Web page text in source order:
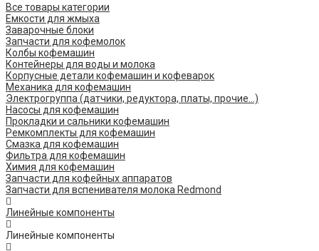
Все товары категории
Емкости для жмыха
Заварочные блоки
Запчасти для кофемолок
Колбы кофемашин
Контейнеры для воды и молока
Корпусные детали кофемашин и кофеварок
Механика для кофемашин
Электрогруппа (датчики, редуктора, платы, прочие...)
Насосы для кофемашин
Прокладки и сальники кофемашин
Ремкомплекты для кофемашин
Смазка для кофемашин
Фильтра для кофемашин
Химия для кофемашин
Запчасти для кофейных аппаратов
Запчасти для вспенивателя молока Redmond
Линейные компоненты
Линейные компоненты